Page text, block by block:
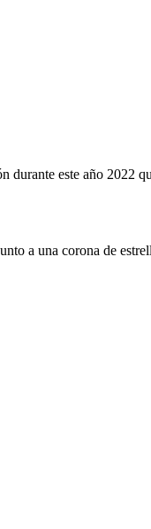
este año 2022
a una corona de